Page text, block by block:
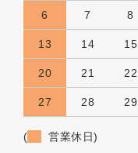
6 7 8
13 14 15
20 21 22
27 28 29
( 営業休日)